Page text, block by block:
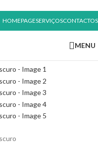
HOMEPAGESERVIÇOSCONTACTOS
MENU